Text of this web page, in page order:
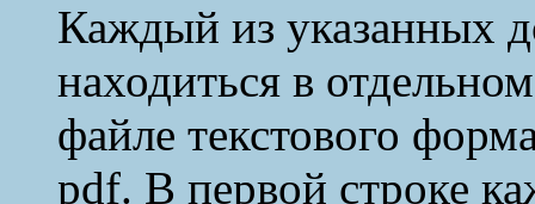
Каждый из указанных
находиться в
файле текстового
pdf. В первой строке